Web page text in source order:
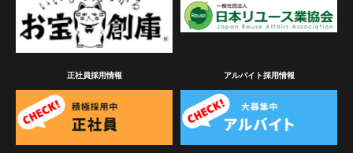
正社員採用情報 アルバイト採用情報